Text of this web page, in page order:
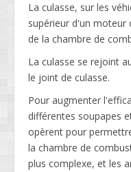
La culasse, sur les
supérieur d'un
de la chambre de
La culasse se rejoint
le joint de culasse.
Pour augmenter
différentes soupapes
opèrent pour
la chambre de
plus complexe, et les